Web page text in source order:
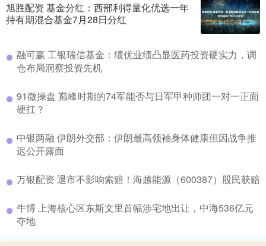
旭胜配资 基金分红：西部利得量化优选一年
持有期混合基金7月28日分红
​融可赢 工银瑞信基金：绩优业绩凸显医药投资硬实力，调
仓布局洞察投资先机
​91微操盘 巅峰时期的74军能否与日军甲种师团一对一正面
硬扛？
​中银两融 伊朗外交部：伊朗最高领袖身体健康但因战争推
迟公开露面
​万银配资 退市不影响索赔！海越能源（600387）股民获赔
​牛博 上海核心区东斯文里首幅涉宅地出让，中海536亿元
夺地